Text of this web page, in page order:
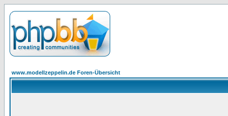
www.modellzeppelin.de Foren-Übersicht